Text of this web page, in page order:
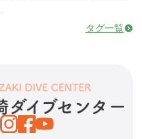
タグ一覧